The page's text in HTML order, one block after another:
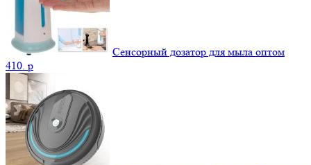
Сенсорный дозатор для мыла оптом
410. p